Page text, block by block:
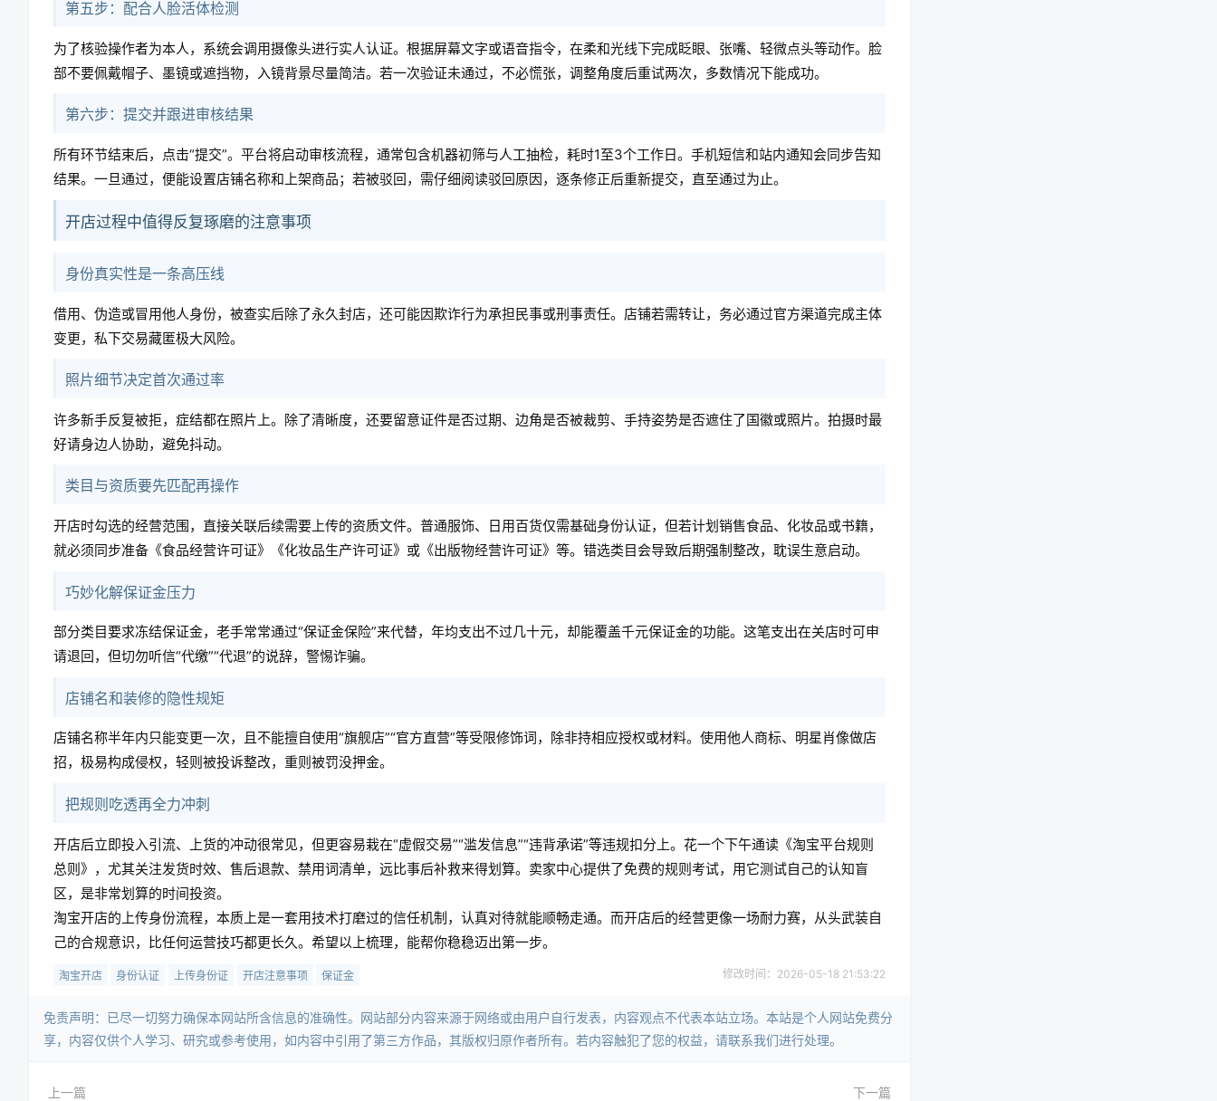
第五步：配合人脸活体检测
为了核验操作者为本人，系统会调用摄像头进行实人认证。根据屏幕文字或语音指令，在柔和光线下完成眨眼、张嘴、轻微点头等动作。脸
部不要佩戴帽子、墨镜或遮挡物，入镜背景尽量简洁。若一次验证未通过，不必慌张，调整角度后重试两次，多数情况下能成功。
第六步：提交并跟进审核结果
所有环节结束后，点击“提交”。平台将启动审核流程，通常包含机器初筛与人工抽检，耗时1至3个工作日。手机短信和站内通知会同步告知
结果。一旦通过，便能设置店铺名称和上架商品；若被驳回，需仔细阅读驳回原因，逐条修正后重新提交，直至通过为止。
开店过程中值得反复琢磨的注意事项
身份真实性是一条高压线
借用、伪造或冒用他人身份，被查实后除了永久封店，还可能因欺诈行为承担民事或刑事责任。店铺若需转让，务必通过官方渠道完成主体
变更，私下交易藏匿极大风险。
照片细节决定首次通过率
许多新手反复被拒，症结都在照片上。除了清晰度，还要留意证件是否过期、边角是否被裁剪、手持姿势是否遮住了国徽或照片。拍摄时最
好请身边人协助，避免抖动。
类目与资质要先匹配再操作
开店时勾选的经营范围，直接关联后续需要上传的资质文件。普通服饰、日用百货仅需基础身份认证，但若计划销售食品、化妆品或书籍，
就必须同步准备《食品经营许可证》《化妆品生产许可证》或《出版物经营许可证》等。错选类目会导致后期强制整改，耽误生意启动。
巧妙化解保证金压力
部分类目要求冻结保证金，老手常常通过“保证金保险”来代替，年均支出不过几十元，却能覆盖千元保证金的功能。这笔支出在关店时可申
请退回，但切勿听信“代缴”“代退”的说辞，警惕诈骗。
店铺名和装修的隐性规矩
店铺名称半年内只能变更一次，且不能擅自使用“旗舰店”“官方直营”等受限修饰词，除非持相应授权或材料。使用他人商标、明星肖像做店
招，极易构成侵权，轻则被投诉整改，重则被罚没押金。
把规则吃透再全力冲刺
开店后立即投入引流、上货的冲动很常见，但更容易栽在“虚假交易”“滥发信息”“违背承诺”等违规扣分上。花一个下午通读《淘宝平台规则
总则》，尤其关注发货时效、售后退款、禁用词清单，远比事后补救来得划算。卖家中心提供了免费的规则考试，用它测试自己的认知盲
区，是非常划算的时间投资。
淘宝开店的上传身份流程，本质上是一套用技术打磨过的信任机制，认真对待就能顺畅走通。而开店后的经营更像一场耐力赛，从头武装自
己的合规意识，比任何运营技巧都更长久。希望以上梳理，能帮你稳稳迈出第一步。
淘宝开店 身份认证 上传身份证 开店注意事项 保证金 修改时间：2026-05-18 21:53:22
免责声明：已尽一切努力确保本网站所含信息的准确性。网站部分内容来源于网络或由用户自行发表，内容观点不代表本站立场。本站是个人网站免费分
享，内容仅供个人学习、研究或参考使用，如内容中引用了第三方作品，其版权归原作者所有。若内容触犯了您的权益，请联系我们进行处理。
上一篇
下一篇